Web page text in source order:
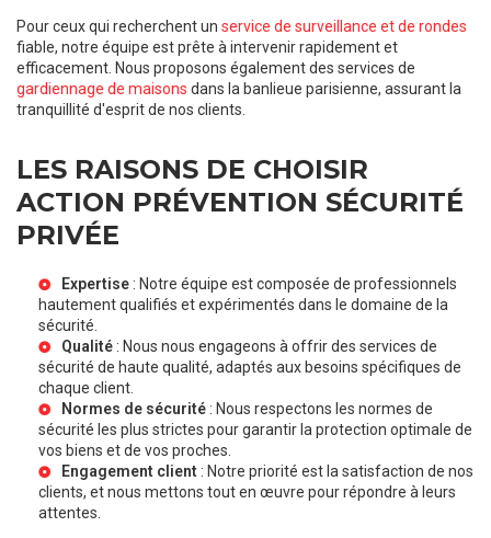
Pour ceux qui recherchent un service de surveillance et de rondes
fiable, notre équipe est prête à intervenir rapidement et
efficacement. Nous proposons également des services de
gardiennage de maisons dans la banlieue parisienne, assurant la
tranquillité d'esprit de nos clients.
LES RAISONS DE CHOISIR
ACTION PRÉVENTION SÉCURITÉ
PRIVÉE
Expertise : Notre équipe est composée de professionnels
hautement qualifiés et expérimentés dans le domaine de la
sécurité.
Qualité : Nous nous engageons à offrir des services de
sécurité de haute qualité, adaptés aux besoins spécifiques de
chaque client.
Normes de sécurité : Nous respectons les normes de
sécurité les plus strictes pour garantir la protection optimale de
vos biens et de vos proches.
Engagement client : Notre priorité est la satisfaction de nos
clients, et nous mettons tout en œuvre pour répondre à leurs
attentes.